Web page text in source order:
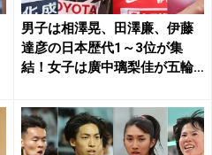
男子は相澤晃、田澤廉、伊藤
達彦の日本歴代1～3位が集
結！女子は廣中璃梨佳が五輪